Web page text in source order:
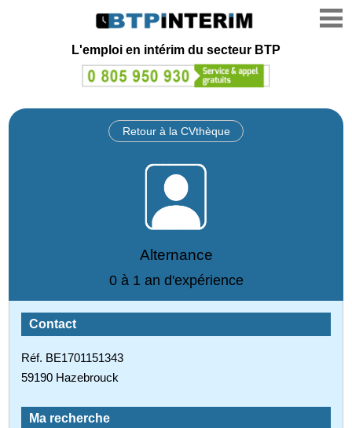
L'emploi en intérim du secteur BTP
Retour à la CVthèque
Alternance
0 à 1 an d'expérience
Contact
Réf. BE1701151343
59190 Hazebrouck
Ma recherche